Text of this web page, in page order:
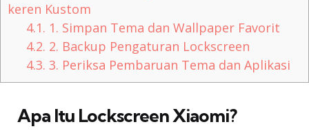
keren Kustom
4.1. 1. Simpan Tema dan Wallpaper Favorit
4.2. 2. Backup Pengaturan Lockscreen
4.3. 3. Periksa Pembaruan Tema dan Aplikasi
Apa Itu Lockscreen Xiaomi?